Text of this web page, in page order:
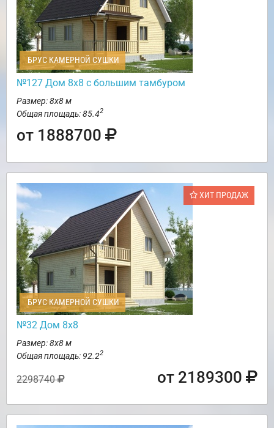
БРУС КАМЕРНОЙ СУШКИ
№127 Дом 8х8 с большим тамбуром
Размер: 8х8 м
Общая площадь: 85.42
от 1888700
ХИТ ПРОДАЖ
БРУС КАМЕРНОЙ СУШКИ
№32 Дом 8х8
Размер: 8х8 м
Общая площадь: 92.22
2298740 от 2189300